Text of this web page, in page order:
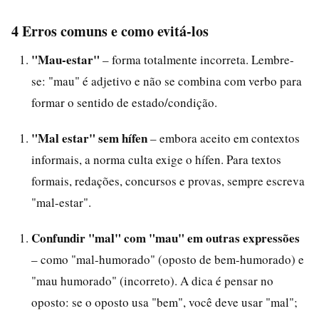
4 Erros comuns e como evitá-los
"Mau-estar" – forma totalmente incorreta. Lembre-
se: "mau" é adjetivo e não se combina com verbo para
formar o sentido de estado/condição.
"Mal estar" sem hífen– embora aceito em contextos
informais, a norma culta exige o hífen. Para textos
formais, redações, concursos e provas, sempre escreva
"mal-estar".
Confundir "mal" com "mau" em outras expressões
– como "mal-humorado" (oposto de bem-humorado) e
"mau humorado" (incorreto). A dica é pensar no
oposto: se o oposto usa "bem", você deve usar "mal";